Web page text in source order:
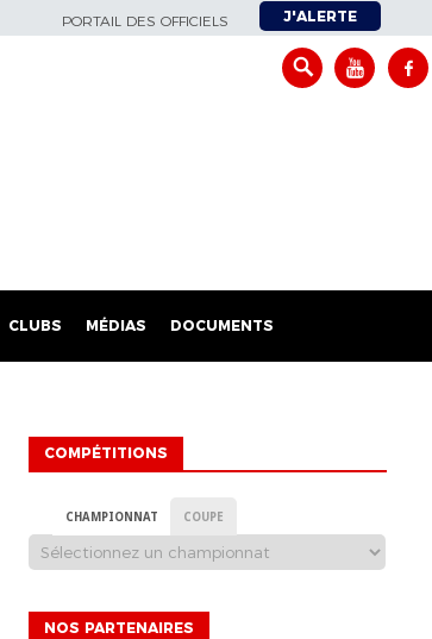
PORTAIL DES OFFICIELS J'ALERTE
CLUBS MÉDIAS DOCUMENTS
COMPÉTITIONS
CHAMPIONNAT COUPE
NOS PARTENAIRES